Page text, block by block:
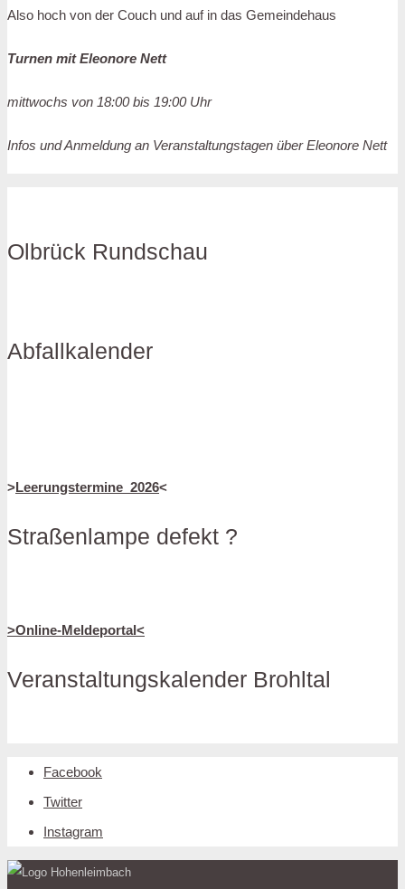
Also hoch von der Couch und auf in das Gemeindehaus
Turnen mit Eleonore Nett
mittwochs von 18:00 bis 19:00 Uhr
Infos und Anmeldung an Veranstaltungstagen über Eleonore Nett
Olbrück Rundschau
Abfallkalender
>Leerungstermine_2026<
Straßenlampe defekt ?
>Online-Meldeportal<
Veranstaltungskalender Brohltal
Facebook
Twitter
Instagram